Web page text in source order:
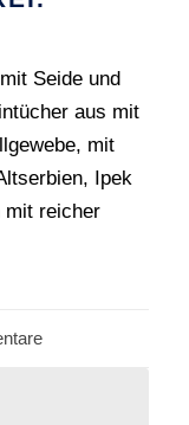
Seide und
aus mit
mit
Ipek
mit reicher